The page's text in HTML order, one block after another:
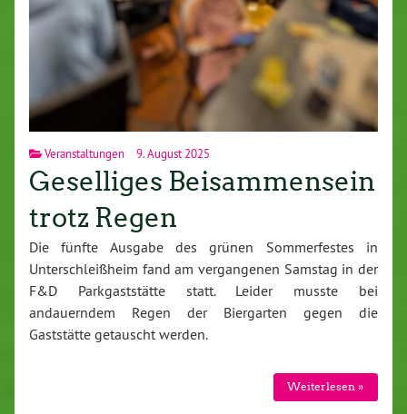
Veranstaltungen 9. August 2025
Geselliges Beisammensein
trotz Regen
Die fünfte Ausgabe des grünen Sommerfestes in
Unterschleißheim fand am vergangenen Samstag in der
F&D Parkgaststätte statt. Leider musste bei
andauerndem Regen der Biergarten gegen die
Gaststätte getauscht werden.
Weiterlesen »